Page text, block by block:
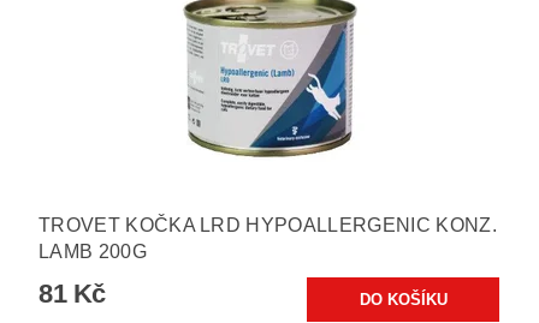
TROVET KOČKA LRD HYPOALLERGENIC KONZ.
LAMB 200G
81 Kč